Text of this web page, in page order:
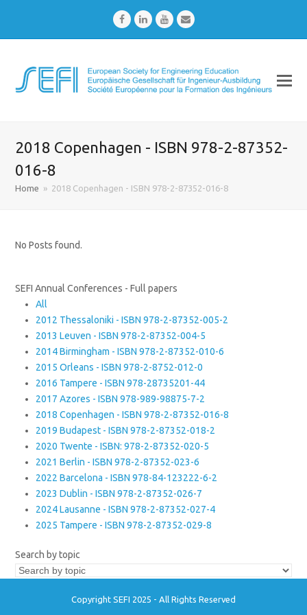
FacebookLinkedInYoutubeEmail
2018 Copenhagen - ISBN 978-2-87352-
016-8
Home » 2018 Copenhagen - ISBN 978-2-87352-016-8
No Posts found.
SEFI Annual Conferences - Full papers
All
2012 Thessaloniki - ISBN 978-2-87352-005-2
2013 Leuven - ISBN 978-2-87352-004-5
2014 Birmingham - ISBN 978-2-87352-010-6
2015 Orleans - ISBN 978-2-8752-012-0
2016 Tampere - ISBN 978-28735201-44
2017 Azores - ISBN 978-989-98875-7-2
2018 Copenhagen - ISBN 978-2-87352-016-8
2019 Budapest - ISBN 978-2-87352-018-2
2020 Twente - ISBN: 978-2-87352-020-5
2021 Berlin - ISBN 978-2-87352-023-6
2022 Barcelona - ISBN 978-84-123222-6-2
2023 Dublin - ISBN 978-2-87352-026-7
2024 Lausanne - ISBN 978-2-87352-027-4
2025 Tampere - ISBN 978-2-87352-029-8
Search by topic
Copyright SEFI 2025 - All Rights Reserved